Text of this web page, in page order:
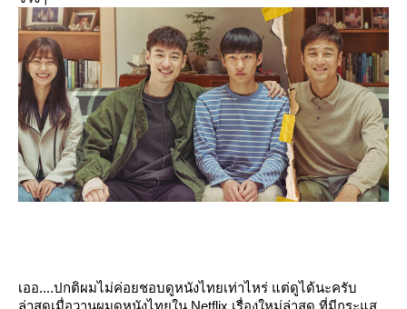
เออ....ปกติผมไม่ค่อยชอบดูหนังไทยเท่าไหร่ แต่ดูได้นะครับ
ล่าสุดเมื่อวานผมดูหนังไทยใน Netflix เรื่องใหม่ล่าสุด ที่มีกระแส